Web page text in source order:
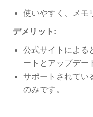
使いやすく、メモ
デメリット:
公式サイトによる
ートとアップデー
サポートされてい
のみです。